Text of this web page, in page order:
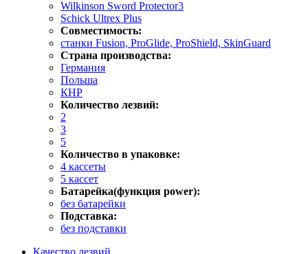
Wilkinson Sword Protector3
Schick Ultrex Plus
Совместимость:
станки Fusion, ProGlide, ProShield, SkinGuard
Страна производства:
Германия
Польша
КНР
Количество лезвий:
2
3
5
Количество в упаковке:
4 кассеты
5 кассет
Батарейка(функция power):
без батарейки
Подставка:
без подставки